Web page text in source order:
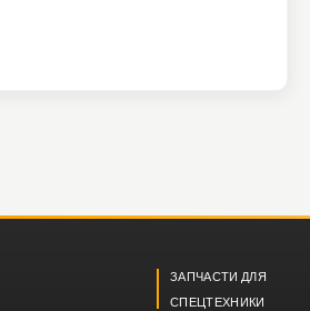
ЗАПЧАСТИ ДЛЯ
СПЕЦТЕХНИКИ